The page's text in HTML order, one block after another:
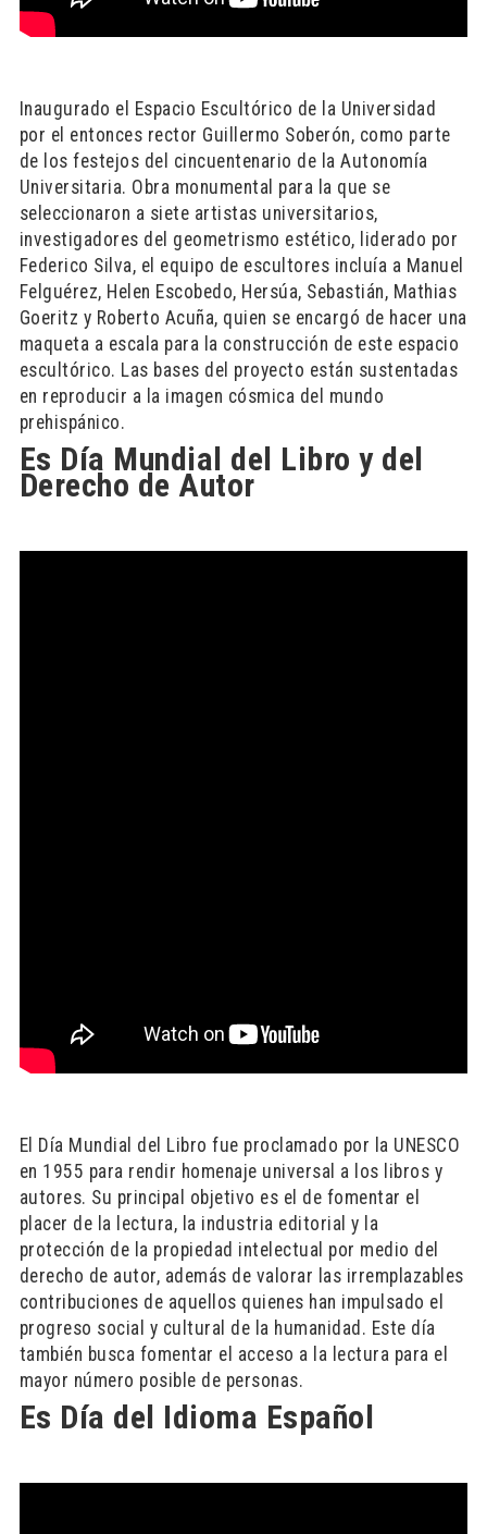
Inaugurado el Espacio Escultórico de la Universidad
por el entonces rector Guillermo Soberón, como parte
de los festejos del cincuentenario de la Autonomía
Universitaria. Obra monumental para la que se
seleccionaron a siete artistas universitarios,
investigadores del geometrismo estético, liderado por
Federico Silva, el equipo de escultores incluía a Manuel
Felguérez, Helen Escobedo, Hersúa, Sebastián, Mathias
Goeritz y Roberto Acuña, quien se encargó de hacer una
maqueta a escala para la construcción de este espacio
escultórico. Las bases del proyecto están sustentadas
en reproducir a la imagen cósmica del mundo
prehispánico.
Es Día Mundial del Libro y del
Derecho de Autor
El Día Mundial del Libro fue proclamado por la UNESCO
en 1955 para rendir homenaje universal a los libros y
autores. Su principal objetivo es el de fomentar el
placer de la lectura, la industria editorial y la
protección de la propiedad intelectual por medio del
derecho de autor, además de valorar las irremplazables
contribuciones de aquellos quienes han impulsado el
progreso social y cultural de la humanidad. Este día
también busca fomentar el acceso a la lectura para el
mayor número posible de personas.
Es Día del Idioma Español